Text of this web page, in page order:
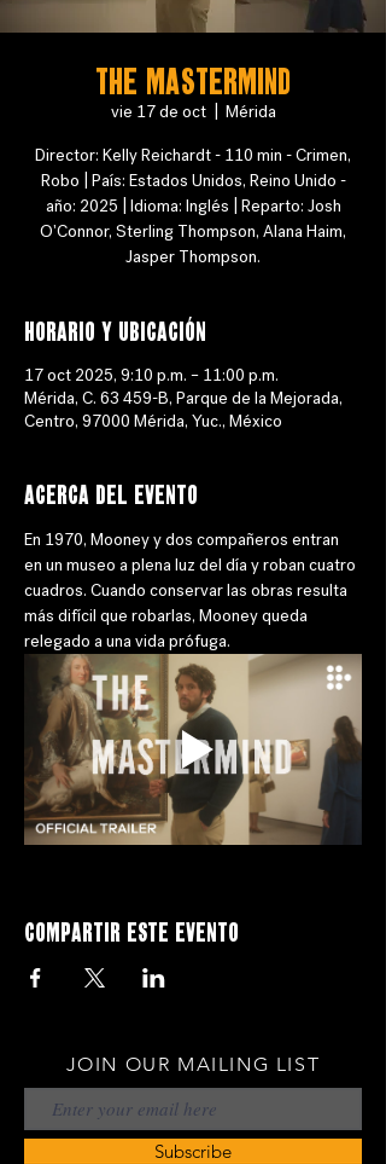
The Mastermind
vie 17 de oct
  |
Mérida
Director: Kelly Reichardt - 110 min - Crimen,
Robo | País: Estados Unidos, Reino Unido -
año: 2025 | Idioma: Inglés | Reparto: Josh
O'Connor, Sterling Thompson, Alana Haim,
Jasper Thompson.
Horario y ubicación
17 oct 2025, 9:10 p.m. – 11:00 p.m.
Mérida, C. 63 459-B, Parque de la Mejorada,
Centro, 97000 Mérida, Yuc., México
Acerca del evento
En 1970, Mooney y dos compañeros entran
en un museo a plena luz del día y roban cuatro
cuadros. Cuando conservar las obras resulta
más difícil que robarlas, Mooney queda
relegado a una vida prófuga.
Compartir este evento
JOIN OUR MAILING LIST
Subscribe